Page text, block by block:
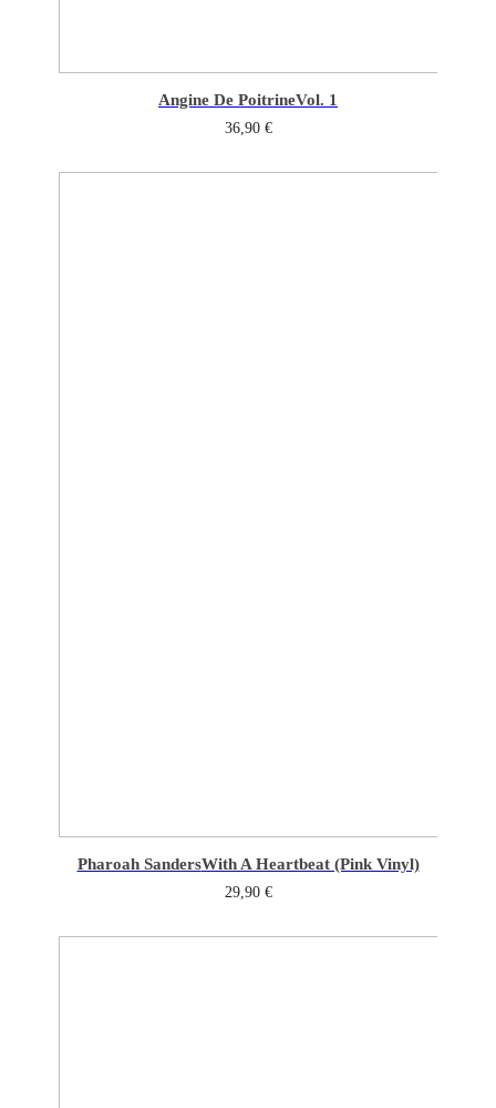
Angine De PoitrineVol. 1
36,90 €
Pharoah SandersWith A Heartbeat (Pink Vinyl)
29,90 €